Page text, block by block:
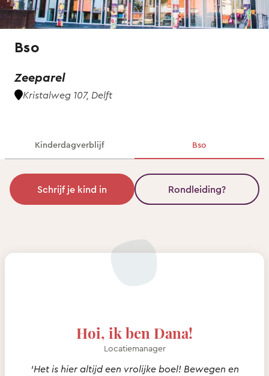
Bso
Zeeparel
Kristalweg 107, Delft
Kinderdagverblijf Bso
Schrijf je kind in Rondleiding?
Hoi, ik ben Dana!
Locatiemanager
‘Het is hier altijd een vrolijke boel! Bewegen en